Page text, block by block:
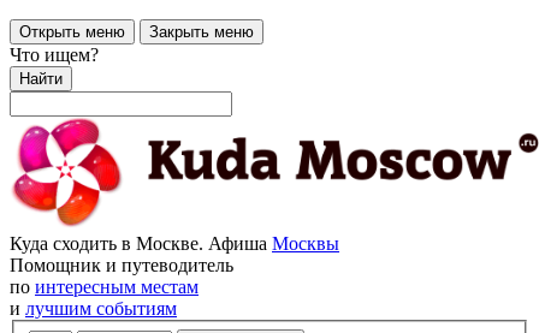
Открыть меню Закрыть меню
Что ищем?
Найти
Куда сходить в Москве. Афиша Москвы
Помощник и путеводитель
по интересным местам
и лучшим событиям